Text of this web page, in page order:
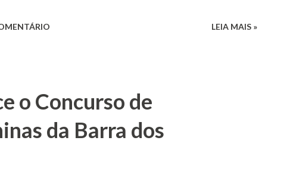
queriam o seu indiciamento para
Em 1862, transferiu-se para o Rio
uma irmã do Visconde de Uruguai. O Barão
LEIA MAIS »
o Concurso de
da Barra dos